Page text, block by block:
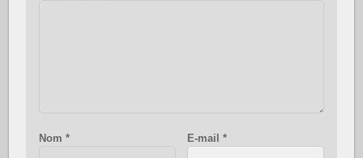
Nom * E-mail*